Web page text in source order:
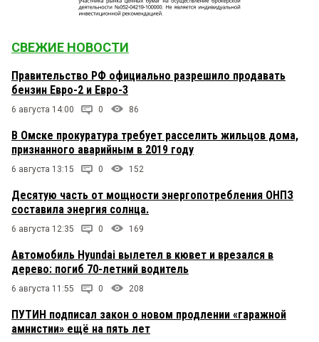
СВЕЖИЕ НОВОСТИ
Правительство РФ официально разрешило продавать
бензин Евро-2 и Евро-3
6 августа 14:00 0 86
В Омске прокуратура требует расселить жильцов дома,
признанного аварийным в 2019 году
6 августа 13:15 0 152
Десятую часть от мощности энергопотребления ОНПЗ
составила энергия солнца.
6 августа 12:35 0 169
Автомобиль Hyundai вылетел в кювет и врезался в
дерево: погиб 70-летний водитель
6 августа 11:55 0 208
ПУТИН подписал закон о новом продлении «гаражной
амнистии» ещё на пять лет